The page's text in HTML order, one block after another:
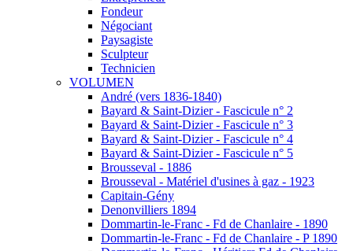
Fondeur
Négociant
Paysagiste
Sculpteur
Technicien
VOLUMEN
André (vers 1836-1840)
Bayard & Saint-Dizier - Fascicule n° 2
Bayard & Saint-Dizier - Fascicule n° 3
Bayard & Saint-Dizier - Fascicule n° 4
Bayard & Saint-Dizier - Fascicule n° 5
Brousseval - 1886
Brousseval - Matériel d'usines à gaz - 1923
Capitain-Gény
Denonvilliers 1894
Dommartin-le-Franc - Fd de Chanlaire - 1890
Dommartin-le-Franc - Fd de Chanlaire - P 1890